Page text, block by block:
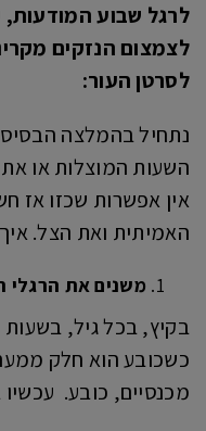
לרגל שבוע המודעות,
לצמצום הנזקים
לסרטן העור:
נתחיל בהמלצה
השעות המוצלות או
אין אפשרות שכזו אז
האמיתית ואת הצל.
משנים את הרגלי
בקיץ, בכל גיל, בשעות
כשכובע הוא חלק
מכנסיים, כובע.